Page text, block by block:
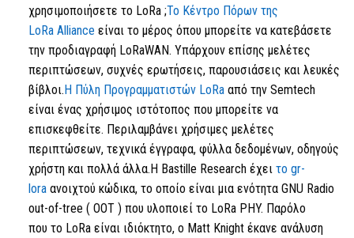
χρησιμοποιήσετε το LoRa;Το Κέντρο Πόρων της
LoRaAlliance είναι το μέρος όπου μπορείτε να κατεβάσετε
την προδιαγραφή LoRaWAN. Υπάρχουν επίσης μελέτες
περιπτώσεων, συχνές ερωτήσεις, παρουσιάσεις και λευκές
βίβλοι. Η Πύλη Προγραμματιστών LoRaαπό την Semtech
είναι ένας χρήσιμος ιστότοπος που μπορείτε να
επισκεφθείτε. Περιλαμβάνει χρήσιμες μελέτες
περιπτώσεων, τεχνικά έγγραφα, φύλλα δεδομένων, οδηγούς
χρήστη και πολλά άλλα.Η Bastille Research έχει το gr-
loraανοιχτού κώδικα, το οποίο είναι μια ενότητα GNU Radio
out-of-tree ( OOT ) που υλοποιεί το LoRaPHY. Παρόλο
που το LoRaείναι ιδιόκτητο, ο Matt Knight έκανε ανάλυση